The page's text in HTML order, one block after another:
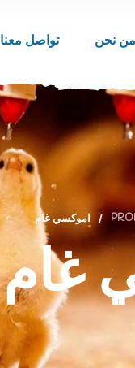
من نحن تواصل معنا
/ اموكسي غام
غام